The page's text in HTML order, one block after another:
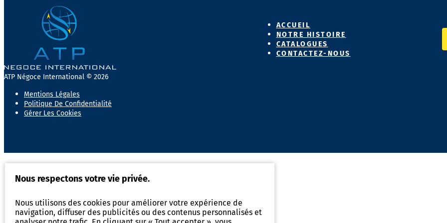
ACCUEIL
NOTRE HISTOIRE
CATALOGUES
CONTACTEZ-NOUS
ATP Négoce International © 2026
Mentions Légales
Politique De Confidentialité
Gérer Les Cookies
Nous respectons votre vie privée.
Nous utilisons des cookies pour améliorer votre expérience de
navigation, diffuser des publicités ou des contenus personnalisés et